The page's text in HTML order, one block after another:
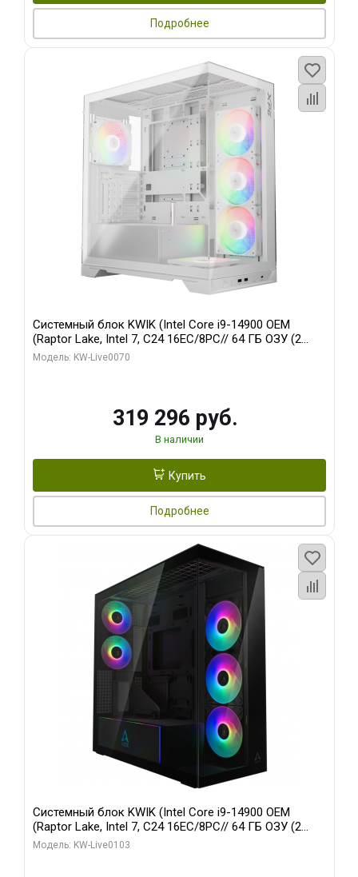
Подробнее
Системный блок KWIK (Intel Core i9-14900 OEM
(Raptor Lake, Intel 7, C24 16EC/8PC// 64 ГБ ОЗУ (2
модуля)/ Gigabyte RTX5080 XTREME WATERFORCE
Модель: KW-Live0070
319 296 руб.
В наличии
Купить
Подробнее
Системный блок KWIK (Intel Core i9-14900 OEM
(Raptor Lake, Intel 7, C24 16EC/8PC// 64 ГБ ОЗУ (2
модуля)/ Afox RTX4090 24GB GDDR6X 384-Bit 3xDP
Модель: KW-Live0103